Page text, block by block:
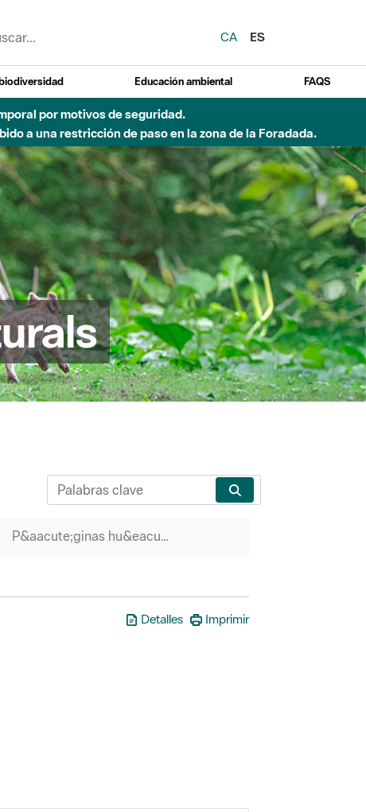
CA
ES
Educación ambiental FAQS
por motivos de seguridad.
a una restricción de paso en la zona de la Foradada.
P&aacute;ginas hu&eacute;rfanas
Detalles Imprimir